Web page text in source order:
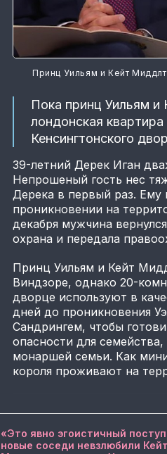
Принц Уильям и Кейт
Пока принц Уильям и
лондонская
Кенсингтонского
39-летний Дерек Иган
Непрошеный гость нес
Дерека в первый раз. Ему
проникновении на
декабря мужчина
охрана и передала
Принц Уильям и Кейт
Виндзоре, однако 20-
дворце используют в
дней до проникновения
Сандрингем, чтобы
опасности для
монаршей семьи. Как
короля проживают на
«Это явно эгоистичный
новые соседи невзлюбили Кейт